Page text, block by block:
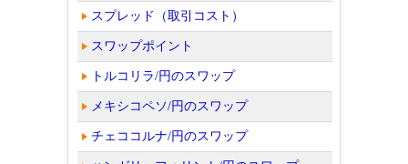
スプレッド（取引コスト）
スワップポイント
トルコリラ/円のスワップ
メキシコペソ/円のスワップ
チェココルナ/円のスワップ